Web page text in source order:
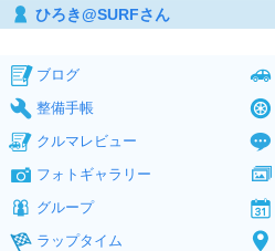
ひろき@SURFさん
ブログ
整備手帳
クルマレビュー
フォトギャラリー
グループ
ラップタイム